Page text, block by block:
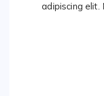
adipiscing elit.